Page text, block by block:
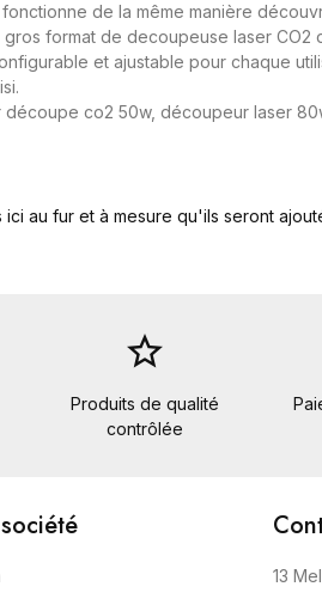
de la même manière
format de decoupeuse laser CO2
et ajustable pour chaque
co2 50w, découpeur laser
au fur et à mesure qu'ils seront
star_border
Produits de qualité
contrôlée
13